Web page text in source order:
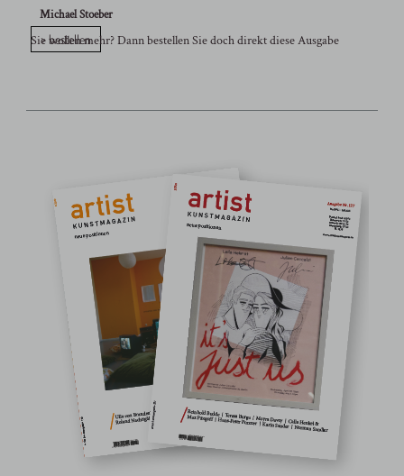
Michael Stoeber
Sie wollen mehr? Dann bestellen Sie doch direkt diese Ausgabe
> bestellen